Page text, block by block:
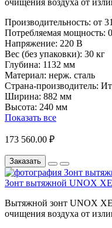
Производительность: от
Потребляемая мощность:
Напряжение: 220 В
Вес (без упаковки): 30 кг
Глубина: 1132 мм
Материал: нерж. сталь
Страна-производитель:
Ширина: 882 мм
Высота: 240 мм
Показать все
173 560.00 ₽
Заказать
Зонт вытяжной UNOX
Вытяжной зонт UNOX
очищения воздуха от